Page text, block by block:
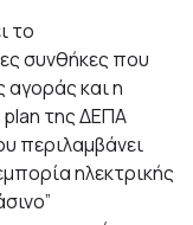
το
συνθήκες που
και η
της ΔΕΠΑ
περιλαμβάνει
ηλεκτρικής